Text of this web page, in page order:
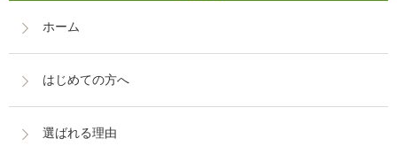
ホーム
はじめての方へ
選ばれる理由